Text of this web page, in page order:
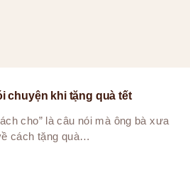
chuyện khi tặng quà tết
cho” là câu nói mà ông bà xưa
cách tặng quà…